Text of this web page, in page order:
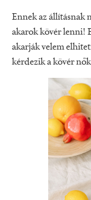
Ennek az állításnak
akarok kövér lenni!
akarják velem
kérdezik a kövér